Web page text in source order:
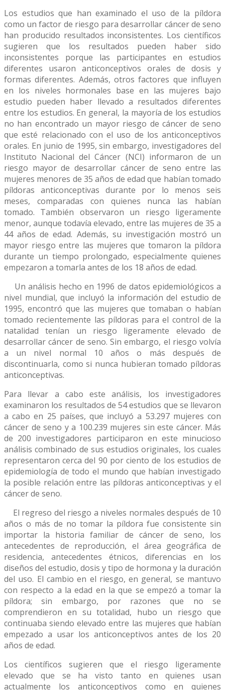
Los estudios que han examinado el uso de la píldora
como un factor de riesgo para desarrollar cáncer de seno
han producido resultados inconsistentes. Los científicos
sugieren que los resultados pueden haber sido
inconsistentes porque las participantes en estudios
diferentes usaron anticonceptivos orales de dosis y
formas diferentes. Además, otros factores que influyen
en los niveles hormonales base en las mujeres bajo
estudio pueden haber llevado a resultados diferentes
entre los estudios. En general, la mayoría de los estudios
no han encontrado un mayor riesgo de cáncer de seno
que esté relacionado con el uso de los anticonceptivos
orales. En junio de 1995, sin embargo, investigadores del
Instituto Nacional del Cáncer (NCI) informaron de un
riesgo mayor de desarrollar cáncer de seno entre las
mujeres menores de 35 años de edad que habían tomado
píldoras anticonceptivas durante por lo menos seis
meses, comparadas con quienes nunca las habían
tomado. También observaron un riesgo ligeramente
menor, aunque todavía elevado, entre las mujeres de 35 a
44 años de edad. Además, su investigación mostró un
mayor riesgo entre las mujeres que tomaron la píldora
durante un tiempo prolongado, especialmente quienes
empezaron a tomarla antes de los 18 años de edad.
Un análisis hecho en 1996 de datos epidemiológicos a
nivel mundial, que incluyó la información del estudio de
1995, encontró que las mujeres que tomaban o habían
tomado recientemente las píldoras para el control de la
natalidad tenían un riesgo ligeramente elevado de
desarrollar cáncer de seno. Sin embargo, el riesgo volvía
a un nivel normal 10 años o más después de
discontinuarla, como si nunca hubieran tomado píldoras
anticonceptivas.
Para llevar a cabo este análisis, los investigadores
examinaron los resultados de 54 estudios que se llevaron
a cabo en 25 países, que incluyó a 53.297 mujeres con
cáncer de seno y a 100.239 mujeres sin este cáncer. Más
de 200 investigadores participaron en este minucioso
análisis combinado de sus estudios originales, los cuales
representaron cerca del 90 por ciento de los estudios de
epidemiología de todo el mundo que habían investigado
la posible relación entre las píldoras anticonceptivas y el
cáncer de seno.
El regreso del riesgo a niveles normales después de 10
años o más de no tomar la píldora fue consistente sin
importar la historia familiar de cáncer de seno, los
antecedentes de reproducción, el área geográfica de
residencia, antecedentes étnicos, diferencias en los
diseños del estudio, dosis y tipo de hormona y la duración
del uso. El cambio en el riesgo, en general, se mantuvo
con respecto a la edad en la que se empezó a tomar la
píldora; sin embargo, por razones que no se
comprendieron en su totalidad, hubo un riesgo que
continuaba siendo elevado entre las mujeres que habían
empezado a usar los anticonceptivos antes de los 20
años de edad.
Los científicos sugieren que el riesgo ligeramente
elevado que se ha visto tanto en quienes usan
actualmente los anticonceptivos como en quienes